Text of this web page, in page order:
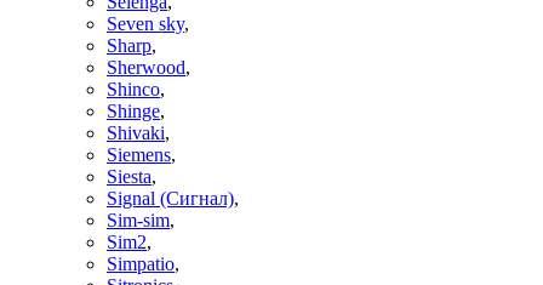
Seven sky,
Sharp,
Sherwood,
Shinco,
Shinge,
Shivaki,
Siemens,
Siesta,
Signal (Сигнал),
Sim-sim,
Sim2,
Simpatio,